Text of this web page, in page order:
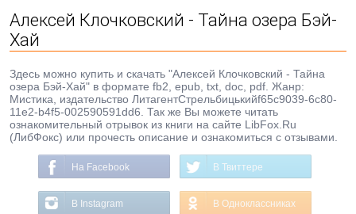
Алексей Клочковский - Тайна озера Бэй-
Хай
Здесь можно купить и скачать "Алексей Клочковский - Тайна
озера Бэй-Хай" в формате fb2, epub, txt, doc, pdf. Жанр:
Мистика, издательство ЛитагентСтрельбицькийf65c9039-6c80-
11e2-b4f5-002590591dd6. Так же Вы можете читать
ознакомительный отрывок из книги на сайте LibFox.Ru
(ЛибФокс) или прочесть описание и ознакомиться с отзывами.
На Facebook В Твиттере
В Instagram В Одноклассниках